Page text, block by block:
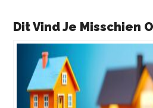
Dit Vind Je Misschien